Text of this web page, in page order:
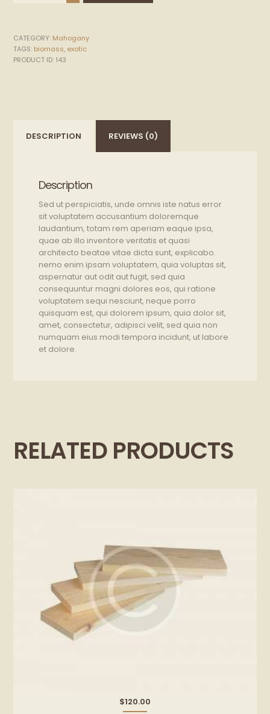
CATEGORY: Mahogany
TAGS: biomass, exotic
PRODUCT ID: 143
DESCRIPTION REVIEWS (0)
Description
Sed ut perspiciatis, unde omnis iste natus error
sit voluptatem accusantium doloremque
laudantium, totam rem aperiam eaque ipsa,
quae ab illo inventore veritatis et quasi
architecto beatae vitae dicta sunt, explicabo.
nemo enim ipsam voluptatem, quia voluptas sit,
aspernatur aut odit aut fugit, sed quia
consequuntur magni dolores eos, qui ratione
voluptatem sequi nesciunt, neque porro
quisquam est, qui dolorem ipsum, quia dolor sit,
amet, consectetur, adipisci velit, sed quia non
numquam eius modi tempora incidunt, ut labore
et dolore.
RELATED PRODUCTS
$120.00